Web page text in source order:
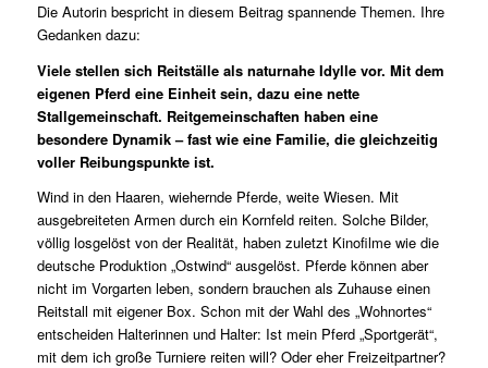
Die Autorin bespricht in diesem Beitrag spannende Themen. Ihre
Gedanken dazu:
Viele stellen sich Reitställe als naturnahe Idylle vor. Mit dem
eigenen Pferd eine Einheit sein, dazu eine nette
Stallgemeinschaft. Reitgemeinschaften haben eine
besondere Dynamik – fast wie eine Familie, die gleichzeitig
voller Reibungspunkte ist.
Wind in den Haaren, wiehernde Pferde, weite Wiesen. Mit
ausgebreiteten Armen durch ein Kornfeld reiten. Solche Bilder,
völlig losgelöst von der Realität, haben zuletzt Kinofilme wie die
deutsche Produktion „Ostwind“ ausgelöst. Pferde können aber
nicht im Vorgarten leben, sondern brauchen als Zuhause einen
Reitstall mit eigener Box. Schon mit der Wahl des „Wohnortes“
entscheiden Halterinnen und Halter: Ist mein Pferd „Sportgerät“,
mit dem ich große Turniere reiten will? Oder eher Freizeitpartner?